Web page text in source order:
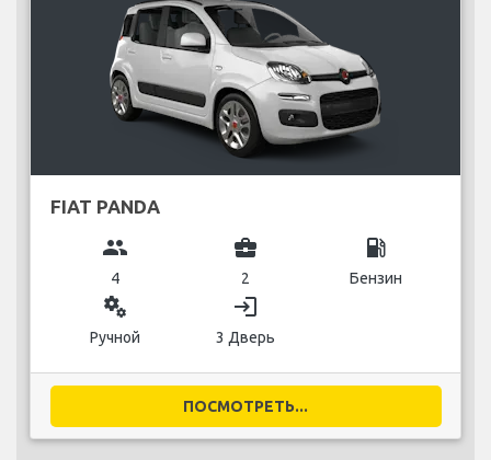
FIAT PANDA
group
4
business_center
2
local_gas_station
Бензин
miscellaneous_services
Ручной
login
3 Дверь
ПОСМОТРЕТЬ...